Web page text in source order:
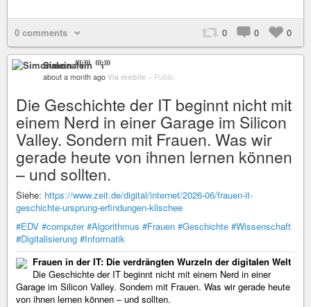
0 comments 0 0 0
Simonalein ⁽⁽⁽i⁾⁾⁾
about a month ago Via mobile – Public
Die Geschichte der IT beginnt nicht mit
einem Nerd in einer Garage im Silicon
Valley. Sondern mit Frauen. Was wir
gerade heute von ihnen lernen können
– und sollten.
Siehe: https://www.zeit.de/digital/internet/2026-06/frauen-it-
geschichte-ursprung-erfindungen-klischee
#EDV #computer #Algorithmus #Frauen #Geschichte #Wissenschaft
#Digitalisierung #Informatik
Frauen in der IT: Die verdrängten Wurzeln der digitalen Welt
Die Geschichte der IT beginnt nicht mit einem Nerd in einer
Garage im Silicon Valley. Sondern mit Frauen. Was wir gerade heute
von ihnen lernen können – und sollten.